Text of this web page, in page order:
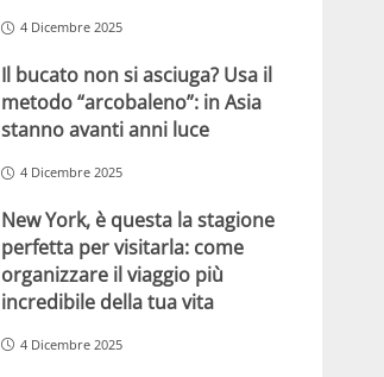
4 Dicembre 2025
Il bucato non si asciuga? Usa il
metodo “arcobaleno”: in Asia
stanno avanti anni luce
4 Dicembre 2025
New York, è questa la stagione
perfetta per visitarla: come
organizzare il viaggio più
incredibile della tua vita
4 Dicembre 2025